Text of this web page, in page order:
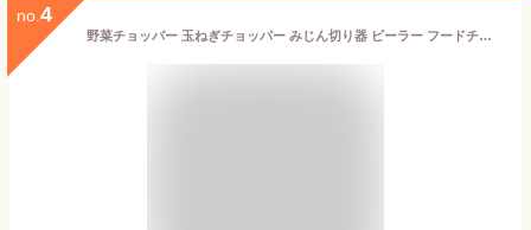
no. 4
野菜チョッパー 玉ねぎチョッパー みじん切り器 ピーラー フードチョッパー サラダチョッパー 野菜カッター 野菜スパイラライザー 野菜スライサー ズードルメーカー レモン絞り器 卵セパレーター 卵スライサー